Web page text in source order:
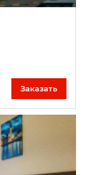
Заказать